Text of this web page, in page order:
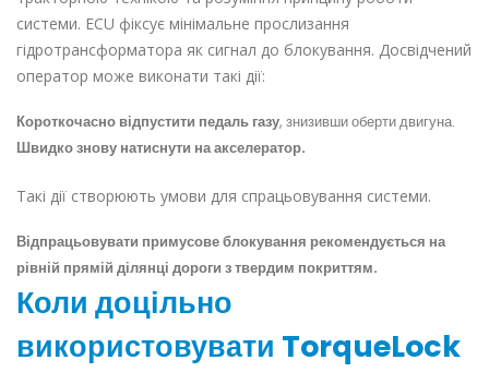
системи. ECU фіксує мінімальне прослизання
гідротрансформатора як сигнал до блокування. Досвідчений
оператор може виконати такі дії:
Короткочасно відпустити педаль газу, знизивши оберти двигуна.
Швидко знову натиснути на акселератор.
Такі дії створюють умови для спрацьовування системи.
Відпрацьовувати примусове блокування рекомендується на
рівній прямій ділянці дороги з твердим покриттям.
Коли доцільно
використовувати TorqueLock